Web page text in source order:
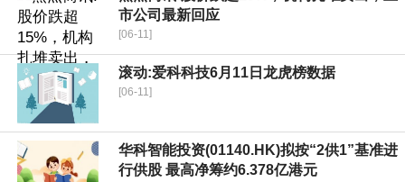
市公司最新回应
[06-11]
滚动:爱科科技6月11日龙虎榜数据
[06-11]
华科智能投资(01140.HK)拟按“2供1”基准进
行供股 最高净筹约6.378亿港元